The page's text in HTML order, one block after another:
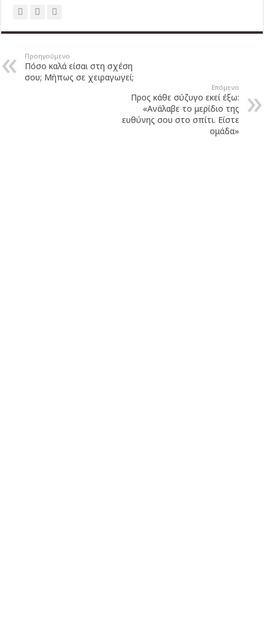
Προηγούμενο
Πόσο καλά είσαι στη σχέση
σου; Μήπως σε χειραγωγεί;
Επόμενο
Προς κάθε σύζυγο εκεί έξω:
«Ανάλαβε το μερίδιο της
ευθύνης σου στο σπίτι. Είστε
ομάδα»